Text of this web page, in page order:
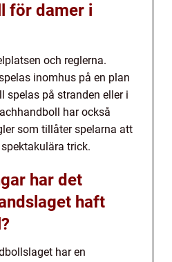
för damer i
och reglerna.
inomhus på en plan
spelas på stranden eller i
har också
som tillåter spelarna att
trick.
har det
haft
har en